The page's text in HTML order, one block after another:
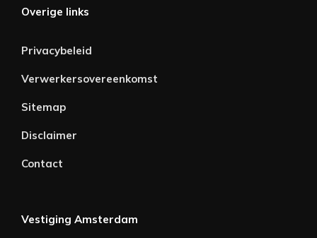
Overige links
Privacybeleid
Verwerkersovereenkomst
Sitemap
Disclaimer
Contact
Vestiging Amsterdam